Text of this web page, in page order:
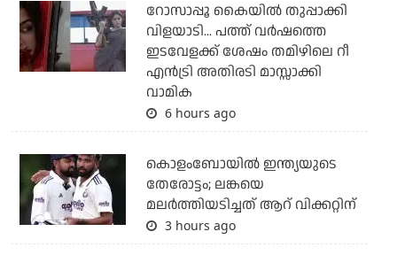
റോസാപ്പൂ കൈയില്‍ തുപ്പാക്കി
വിളയാടി... പത്ത് വര്‍ഷത്തെ
ഇടവേളക്ക് ശേഷം തമിഴിലെ റീ
എന്‍ട്രി അതിരടി മാസ്സാക്കി
വാമിക
6 hours ago
കൊളംബോയില്‍ ഇന്ത്യയുടെ
തേരോട്ടം; ലങ്കയെ
മലര്‍ത്തിയടിച്ചത് ആറ് വിക്കറ്റിന്
3 hours ago